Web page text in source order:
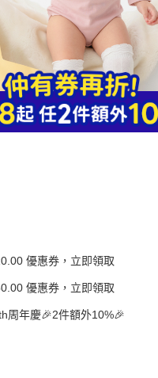
優惠券，立即領取
優惠券，立即領取
周年慶🎉2件額外10%🎉